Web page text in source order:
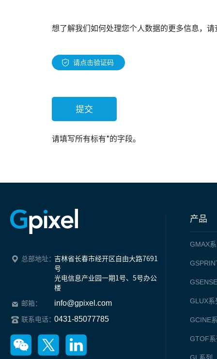
想了解我们如何处理您个人数据的更多信息，请
请点击验证码
提交
请填写所有标有*的字段。
总部地址：吉林省长春市经开区自由大路7691
号
光电信息产业园一期1号、5号办公
楼
邮箱： info@gpixel.com
联系电话：0431-85077785
产品
GMAX
GLUX系
GCINE
GTOF
GL 系列